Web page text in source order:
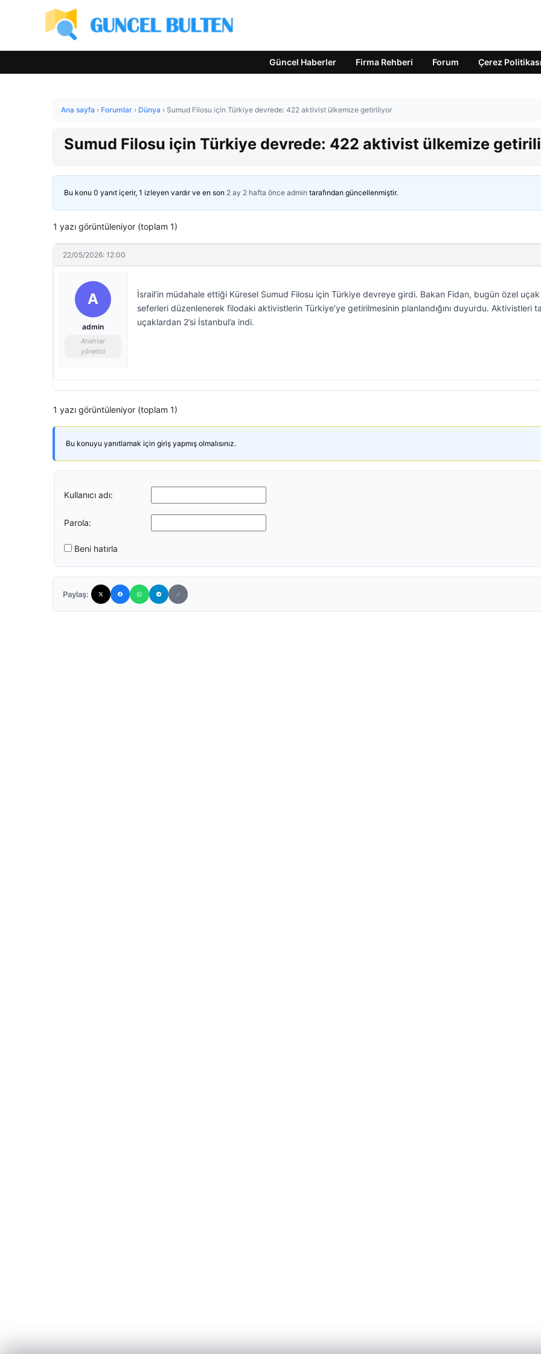
Güncel Haberler Firma Rehberi Forum Çerez Politikası
Ana sayfa › Forumlar › Dünya › Sumud Filosu için Türkiye devrede: 422 aktivist ülkemize getiriliyor
Sumud Filosu için Türkiye devrede: 422 aktivist ülkemize
Bu konu 0 yanıt içerir, 1 izleyen vardır ve en son 2 ay 2 hafta önce admin tarafından güncellenmiştir.
1 yazı görüntüleniyor (toplam 1)
22/05/2026: 12:00
A
admin
Anahtar
yönetici
İsrail’in müdahale ettiği Küresel Sumud Filosu için Türkiye devreye girdi. Bakan Fidan, bugün özel uçak
seferleri düzenlenerek filodaki aktivistlerin Türkiye’ye getirilmesinin planlandığını duyurdu. Aktivistleri
uçaklardan 2’si İstanbul’a indi.
1 yazı görüntüleniyor (toplam 1)
Bu konuyu yanıtlamak için giriş yapmış olmalısınız.
Kullanıcı adı:
Parola:
Beni hatırla
Paylaş: